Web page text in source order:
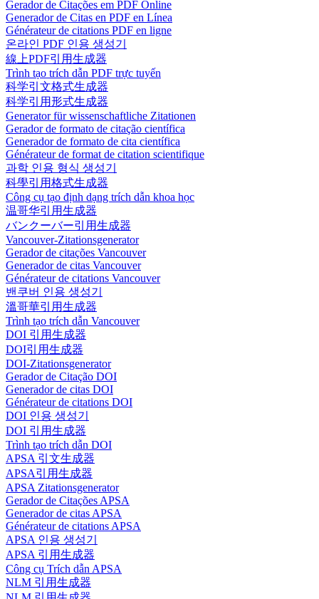
Gerador de Citações em PDF Online
Generador de Citas en PDF en Línea
Générateur de citations PDF en ligne
온라인 PDF 인용 생성기
線上PDF引用生成器
Trình tạo trích dẫn PDF trực tuyến
科学引文格式生成器
科学引用形式生成器
Generator für wissenschaftliche Zitationen
Gerador de formato de citação científica
Generador de formato de cita científica
Générateur de format de citation scientifique
과학 인용 형식 생성기
科學引用格式生成器
Công cụ tạo định dạng trích dẫn khoa học
温哥华引用生成器
バンクーバー引用生成器
Vancouver-Zitationsgenerator
Gerador de citações Vancouver
Generador de citas Vancouver
Générateur de citations Vancouver
밴쿠버 인용 생성기
溫哥華引用生成器
Trình tạo trích dẫn Vancouver
DOI 引用生成器
DOI引用生成器
DOI-Zitationsgenerator
Gerador de Citação DOI
Generador de citas DOI
Générateur de citations DOI
DOI 인용 생성기
DOI 引用生成器
Trình tạo trích dẫn DOI
APSA 引文生成器
APSA引用生成器
APSA Zitationsgenerator
Gerador de Citações APSA
Generador de citas APSA
Générateur de citations APSA
APSA 인용 생성기
APSA 引用生成器
Công cụ Trích dẫn APSA
NLM 引用生成器